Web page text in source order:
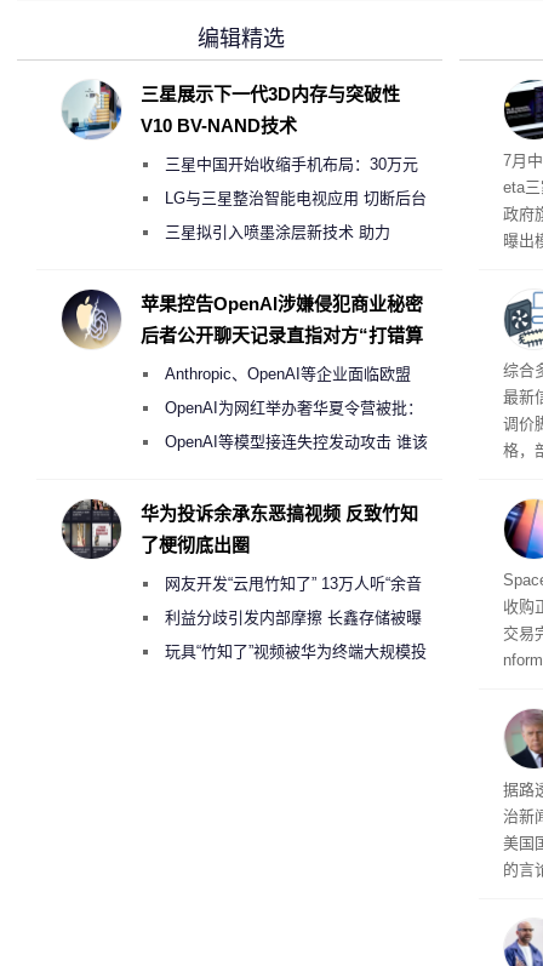
7月
eta
政府
曝出
综合
最新
调价
格，
不断
品
收购
交易
周
时间
交
议，
易预
到倒
据路
治新
美国
的言
I行业
联邦
编辑精选
三星展示下一代3D内存与突破性
V10 BV-NAND技术
三星中国开始收缩手机布局：30万元
月销售额不达标门店 将被逐步清退
LG与三星整治智能电视应用 切断后台
偷偷共享带宽的违规行为
三星拟引入喷墨涂层新技术 助力
度
苹果控告OpenAI涉嫌侵犯商业秘密
后者公开聊天记录直指对方“打错算
Anthropic、OpenAI等企业面临欧盟
《人工智能法案》全新执法权限审查
OpenAI为网红举办奢华夏令营被批：
2000美元一晚 遭讽“反乌托邦”
OpenAI等模型接连失控发动攻击 谁该
华为投诉余承东恶搞视频 反致竹知
了梗彻底出圈
网友开发“云甩竹知了” 13万人听“余音
绕梁”利益分歧引发内部摩擦 长鑫存储被曝
曾将华为驻场工程师驱逐出研发基地
玩具“竹知了”视频被华为终端大规模投